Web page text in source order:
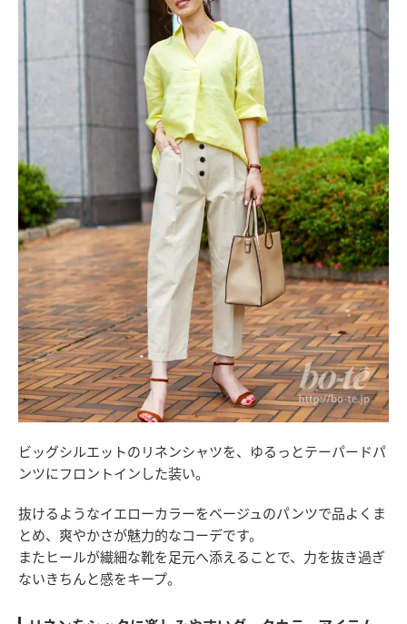
ビッグシルエットのリネンシャツを、ゆるっとテーパードパ
ンツにフロントインした装い。
抜けるようなイエローカラーをベージュのパンツで品よくま
とめ、爽やかさが魅力的なコーデです。
またヒールが繊細な靴を足元へ添えることで、力を抜き過ぎ
ないきちんと感をキープ。